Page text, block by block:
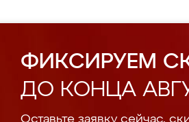
ФИКСИРУЕМ
ДО КОНЦА
Оставьте заявку сейчас,